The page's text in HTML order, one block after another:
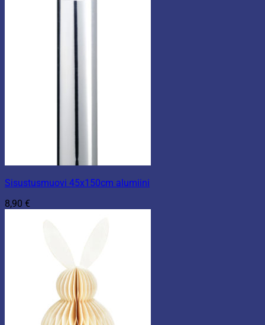
Sisustusmuovi 45x150cm alumiini
8,90 €